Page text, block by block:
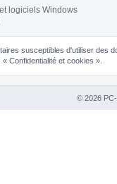
logiciels Windows
susceptibles d'utiliser
Confidentialité et cookies ».
© 2026